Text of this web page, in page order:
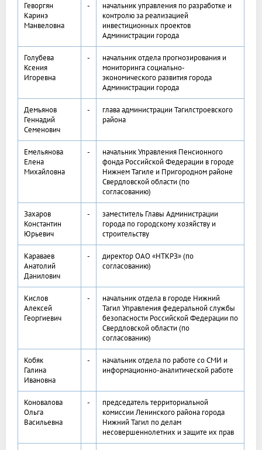
Геворгян
Каринэ
Манвеловна
-
начальник управления по разработке и
контролю за реализацией
инвестиционных проектов
Администрации города
Голубева
Ксения
Игоревна
-
начальник отдела прогнозирования и
мониторинга социально-
экономического развития города
Администрации города
Демьянов
Геннадий
Семенович
-
глава администрации Тагилстроевского
района
Емельянова
Елена
Михайловна
-
начальник Управления Пенсионного
фонда Российской Федерации в городе
Нижнем Тагиле и Пригородном районе
Свердловской области (по
согласованию)
Захаров
Константин
Юрьевич
-
заместитель Главы Администрации
города по городскому хозяйству и
строительству
Караваев
Анатолий
Данилович
-
директор ОАО «НТКРЗ» (по
согласованию)
Кислов
Алексей
Георгиевич
-
начальник отдела в городе Нижний
Тагил Управления федеральной службы
безопасности Российской Федерации по
Свердловской области (по
согласованию)
Кобяк
Галина
Ивановна
-
начальник отдела по работе со СМИ и
информационно-аналитической работе
Коновалова
Ольга
Васильевна
-
председатель территориальной
комиссии Ленинского района города
Нижний Тагил по делам
несовершеннолетних и защите их прав